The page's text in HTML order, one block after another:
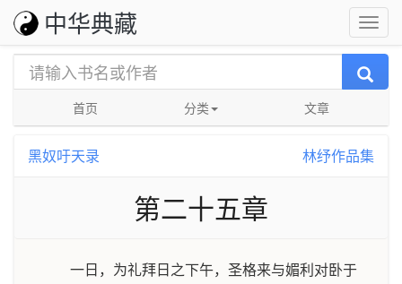
中华典藏
首页 分类 文章
黑奴吁天录 林纾作品集
第二十五章
一日，为礼拜日之下午，圣格来与媚利对卧于